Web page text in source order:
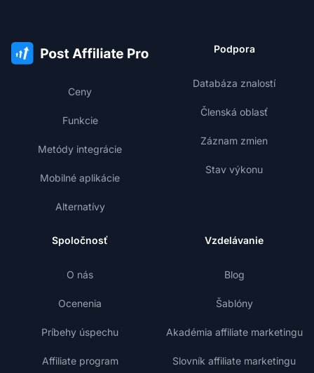
Ceny
Funkcie
Metódy integrácie
Mobilné aplikácie
Alternatívy
Podpora
Databáza znalostí
Členská oblasť
Záznam zmien
Stav výkonu
Spoločnosť
O nás
Ocenenia
Príbehy úspechu
Affiliate program
Vzdelávanie
Blog
Šablóny
Akadémia affiliate marketingu
Slovník affiliate marketingu